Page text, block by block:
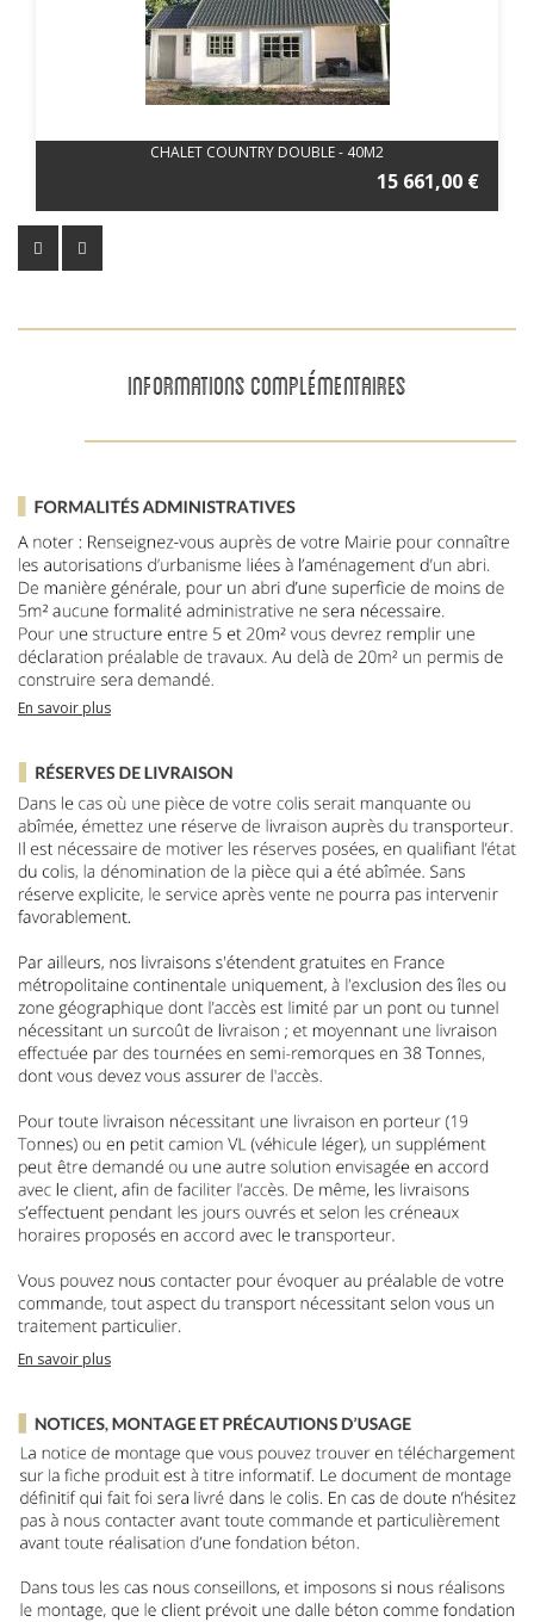
CHALET COUNTRY DOUBLE - 40M2
15 661,00 €
INFORMATIONS COMPLÉMENTAIRES
En savoir plus
En savoir plus